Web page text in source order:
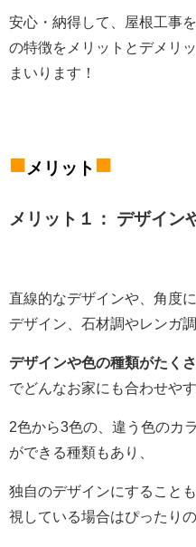
安心・納得して、屋根工事
の特徴をメリットとデメリ
まいります！
■メリット ■
メリット１： デザイン
直線的なデザインや、角度
デザイン、石材調やレンガ調
デザインや色の種類がたく
でどんなお家にも合わせやす
2色から3色の、違う色のカ
ができる種類もあり、
独自のデザインにすること
視している場合はぴったり